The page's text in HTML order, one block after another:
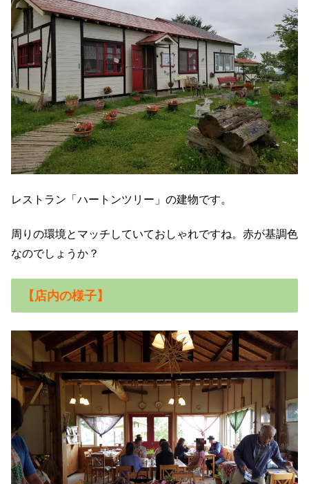
レストラン「ハートンツリー」の建物です。
周りの環境とマッチしていておしゃれですね。赤が基調色
なのでしょうか？
【店内の様子】